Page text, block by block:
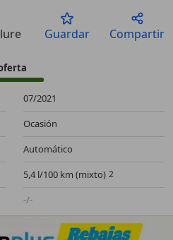
Pack EAT8 130
Guardar Compartir
07/2021
Ocasión
Automático
5,4 l/100 km (mixto)
-/-